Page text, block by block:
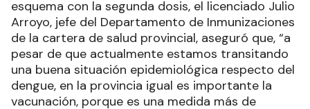
esquema con la segunda dosis, el licenciado Julio
Arroyo, jefe del Departamento de Inmunizaciones
de la cartera de salud provincial, aseguró que, “a
pesar de que actualmente estamos transitando
una buena situación epidemiológica respecto del
dengue, en la provincia igual es importante la
vacunación, porque es una medida más de